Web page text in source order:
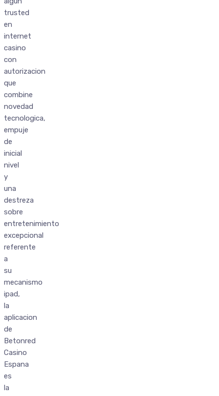
trusted
en
internet
casino
con
autorizacion
que
combine
novedad
tecnologica,
empuje
de
inicial
nivel
y
una
destreza
sobre
entretenimiento
excepcional
referente
a
su
mecanismo
ipad,
la
aplicacion
de
Betonred
Casino
Espana
es
la